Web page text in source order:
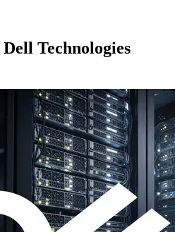
Technologies